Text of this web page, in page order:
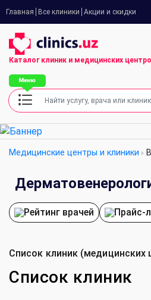
Главная Все клиники Акции и скидки
Каталог клиник и медицинских
Медицинские центры и клиники
Рейтинг врачей Прайс-
Список клиник (медицинских
Список клиник